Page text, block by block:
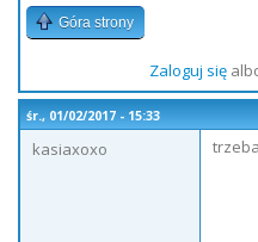
Góra strony
Zaloguj się
śr., 01/02/2017 - 15:33
kasiaxoxo